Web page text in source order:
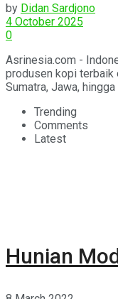
by Didan Sardjono
4 October 2025
0
Asrinesia.com -
produsen kopi terbaik
Sumatra, Jawa, hingga
Trending
Comments
Latest
Hunian